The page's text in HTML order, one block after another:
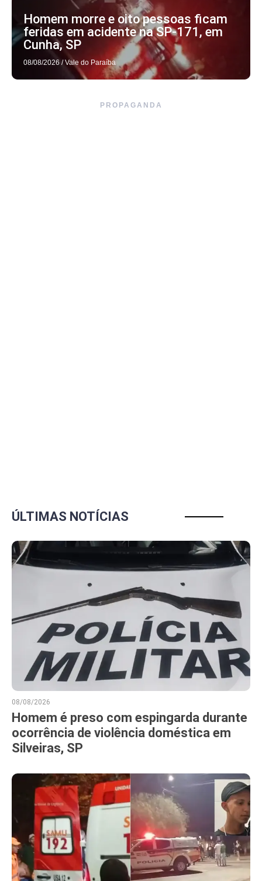
Homem morre e oito pessoas ficam
feridas em acidente na SP-171, em
Cunha, SP
08/08/2026 / Vale do Paraíba
PROPAGANDA
ÚLTIMAS NOTÍCIAS
08/08/2026
Homem é preso com espingarda durante
ocorrência de violência doméstica em
Silveiras, SP